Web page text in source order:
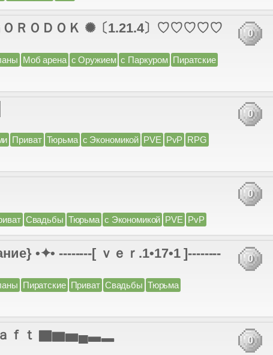
ＲＯＤＯＫ ✺〔1.21.4〕♡♡♡♡♡ 0
Моб арена с Оружием с Паркуром Пиратские
0
Приват Тюрьма с Экономикой PVE PvP RPG
0
Свадьбы Тюрьма с Экономикой PVE PvP
•✦• --------[ ｖｅｒ.1•17•1 ]-------- 0
Пиратские Приват Свадьбы Тюрьма
ｆｔ ▇▆▅▄▃▂ 0